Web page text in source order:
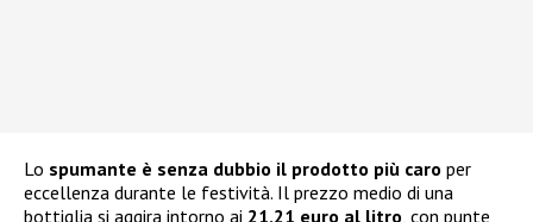
Lo spumante è senza dubbio il prodotto più caro per
eccellenza durante le festività. Il prezzo medio di una
bottiglia si aggira intorno ai 21,21 euro al litro, con punte